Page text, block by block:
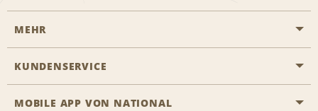
Eine Reservierung vornehmen
Das Business Rental Programm
MEHR
Karriere
KUNDENSERVICE
Barrierefreiheit
MOBILE APP VON NATIONAL